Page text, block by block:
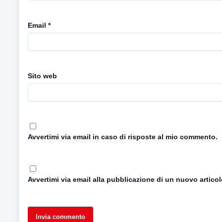
Email *
Sito web
Avvertimi via email in caso di risposte al mio commento.
Avvertimi via email alla pubblicazione di un nuovo